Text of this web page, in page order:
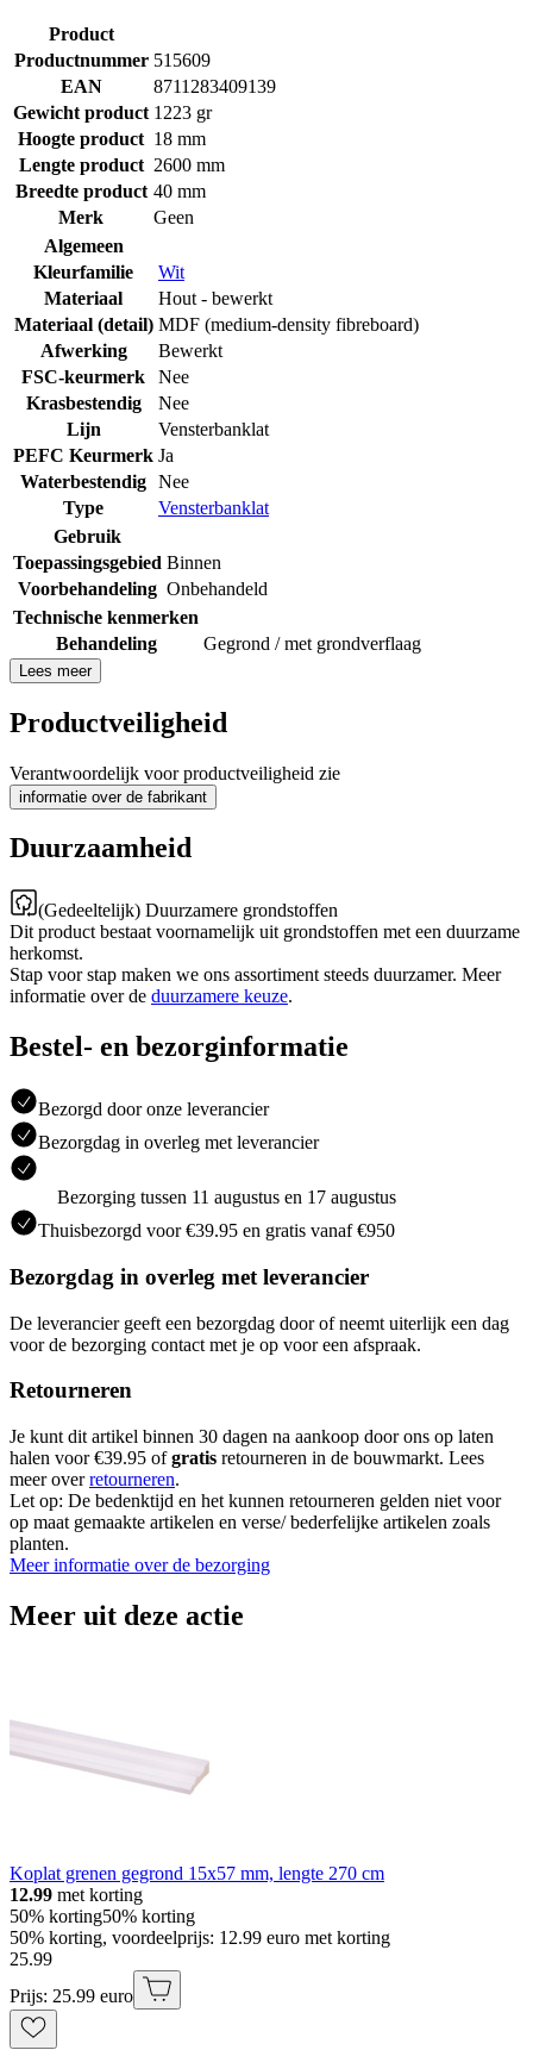
Product
Productnummer 515609
EAN
8711283409139
Gewicht product 1223 gr
Hoogte product 18 mm
Lengte product 2600 mm
Breedte product 40 mm
Merk
Geen
Algemeen
Kleurfamilie
Wit
Materiaal
Hout - bewerkt
Materiaal (detail) MDF (medium-density fibreboard)
Afwerking
Bewerkt
FSC-keurmerk
Nee
Krasbestendig
Nee
Lijn
Vensterbanklat
PEFC Keurmerk Ja
Waterbestendig Nee
Type
Vensterbanklat
Gebruik
Toepassingsgebied Binnen
Voorbehandeling Onbehandeld
Technische kenmerken
Behandeling
Gegrond / met grondverflaag
Lees meer
Productveiligheid
Verantwoordelijk voor productveiligheid zie
informatie over de fabrikant
Duurzaamheid
(Gedeeltelijk) Duurzamere grondstoffen
Dit product bestaat voornamelijk uit grondstoffen met een duurzame
herkomst.
Stap voor stap maken we ons assortiment steeds duurzamer. Meer
informatie over de duurzamere keuze.
Bestel- en bezorginformatie
Bezorgd door onze leverancier
Bezorgdag in overleg met leverancier
Bezorging tussen 11 augustus en 17 augustus
Thuisbezorgd voor €39.95 en gratis vanaf €950
Bezorgdag in overleg met leverancier
De leverancier geeft een bezorgdag door of neemt uiterlijk een dag
voor de bezorging contact met je op voor een afspraak.
Retourneren
Je kunt dit artikel binnen 30 dagen na aankoop door ons op laten
halen voor €39.95 ofgratis retourneren in de bouwmarkt. Lees
meer overretourneren.
Let op: De bedenktijd en het kunnen retourneren gelden niet voor
op maat gemaakte artikelen en verse/ bederfelijke artikelen zoals
planten.
Meer informatie over de bezorging
Meer uit deze actie
Koplat grenen gegrond 15x57 mm, lengte 270 cm
12.99 met korting
50% korting50% korting
50% korting, voordeelprijs: 12.99 euro met korting
25.99
Prijs: 25.99 euro